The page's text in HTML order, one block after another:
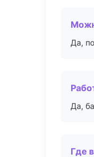
Да,
Да,
Где